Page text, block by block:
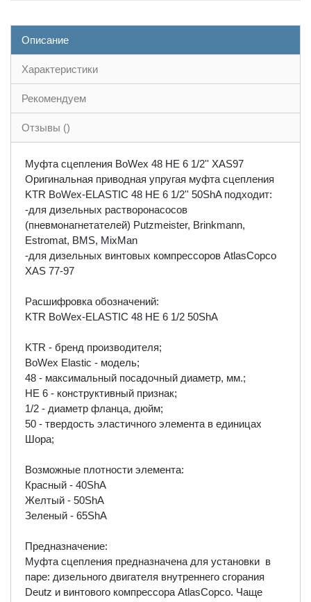
Описание
Характеристики
Рекомендуем
Отзывы ()
Муфта сцепления BoWex 48 HE 6 1/2'' XAS97
Оригинальная приводная упругая муфта сцепления
KTR BoWex-ELASTIC 48 HE 6 1/2'' 50ShA подходит:
-для дизельных растворонасосов
(пневмонагнетателей) Putzmeister, Brinkmann,
Estromat, BMS, MixMan
-для дизельных винтовых компрессоров AtlasCopco
XAS 77-97
Расшифровка обозначений:
KTR BoWex-ELASTIC 48 HE 6 1/2 50ShA
KTR - бренд производителя;
BoWex Elastic - модель;
48 - максимальный посадочный диаметр, мм.;
HE 6 - конструктивный признак;
1/2 - диаметр фланца, дюйм;
50 - твердость эластичного элемента в единицах
Шора;
Возможные плотности элемента:
Красный - 40ShA
Желтый - 50ShA
Зеленый - 65ShA
Предназначение:
Муфта сцепления предназначена для установки в
паре: дизельного двигателя внутреннего сгорания
Deutz и винтового компрессора AtlasCopco. Чаще